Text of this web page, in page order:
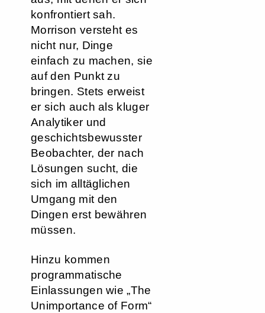
konfrontiert sah.
Morrison versteht es
nicht nur, Dinge
einfach zu machen, sie
auf den Punkt zu
bringen. Stets erweist
er sich auch als kluger
Analytiker und
geschichtsbewusster
Beobachter, der nach
Lösungen sucht, die
sich im alltäglichen
Umgang mit den
Dingen erst bewähren
müssen.
Hinzu kommen
programmatische
Einlassungen wie „The
Unimportance of Form“